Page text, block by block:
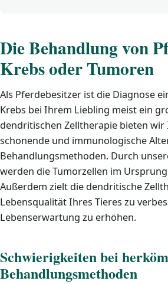
Die Behandlung von
Krebs oder Tumoren
Als Pferdebesitzer ist die Diagnose
Krebs bei Ihrem Liebling meist ein
dendritischen Zelltherapie bieten wir
schonende und immunologische
Behandlungsmethoden. Durch
werden die Tumorzellen im
Außerdem zielt die dendritische
Lebensqualität Ihres Tieres zu
Lebenserwartung zu erhöhen.
Schwierigkeiten bei
Behandlungsmethoden